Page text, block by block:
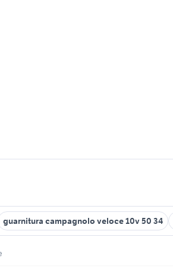
guarnitura campagnolo veloce 10v 50 34